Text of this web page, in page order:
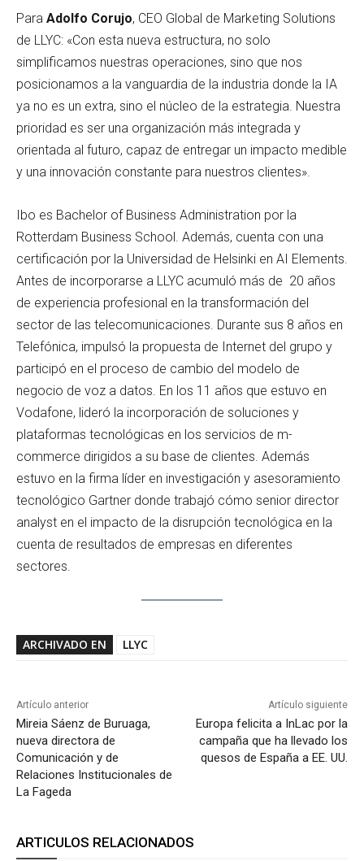
Para Adolfo Corujo, CEO Global de Marketing Solutions
de LLYC: «Con esta nueva estructura, no solo
simplificamos nuestras operaciones, sino que nos
posicionamos a la vanguardia de la industria donde la IA
ya no es un extra, sino el núcleo de la estrategia. Nuestra
prioridad es ser una organización más integrada y
orientada al futuro, capaz de entregar un impacto medible
y una innovación constante para nuestros clientes».
Ibo es Bachelor of Business Administration por la
Rotterdam Business School. Además, cuenta con una
certificación por la Universidad de Helsinki en AI Elements.
Antes de incorporarse a LLYC acumuló más de 20 años
de experiencia profesional en la transformación del
sector de las telecomunicaciones. Durante sus 8 años en
Telefónica, impulsó la propuesta de Internet del grupo y
participó en el proceso de cambio del modelo de
negocio de voz a datos. En los 11 años que estuvo en
Vodafone, lideró la incorporación de soluciones y
plataformas tecnológicas en los servicios de m-
commerce dirigidos a su base de clientes. Además
estuvo en la firma líder en investigación y asesoramiento
tecnológico Gartner donde trabajó cómo senior director
analyst en el impacto de la disrupción tecnológica en la
cuenta de resultados de empresas en diferentes
sectores.
ARCHIVADO EN LLYC
Artículo anterior
Mireia Sáenz de Buruaga,
nueva directora de
Comunicación y de
Relaciones Institucionales de
La Fageda
Artículo siguiente
Europa felicita a InLac por la
campaña que ha llevado los
quesos de España a EE. UU.
ARTICULOS RELACIONADOS